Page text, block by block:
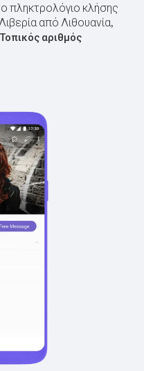
πληκτρολόγιο κλήσης
από Λιθουανία,
Τοπικός αριθμός